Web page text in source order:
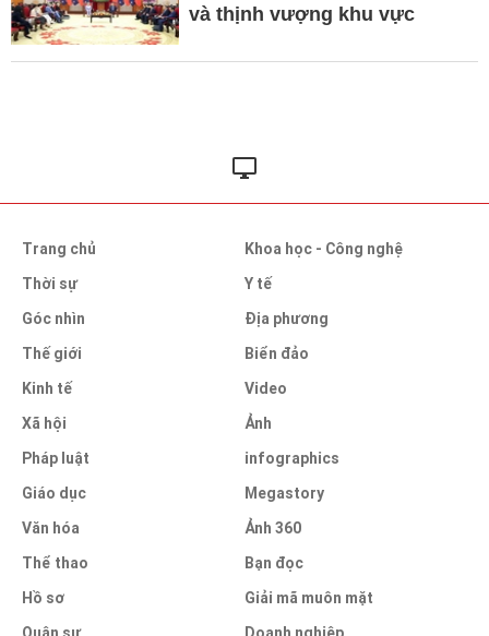
và thịnh vượng khu vực
Trang chủ
Thời sự
Góc nhìn
Thế giới
Kinh tế
Xã hội
Pháp luật
Giáo dục
Văn hóa
Thể thao
Hồ sơ
Quân sự
Khoa học - Công nghệ
Y tế
Địa phương
Biển đảo
Video
Ảnh
infographics
Megastory
Ảnh 360
Bạn đọc
Giải mã muôn mặt
Doanh nghiệp